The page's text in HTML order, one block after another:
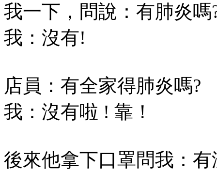
我一下，問說：有肺炎嗎
我：沒有!
店員：有全家得肺炎嗎?
我：沒有啦 ! 靠！
後來他拿下口罩問我：